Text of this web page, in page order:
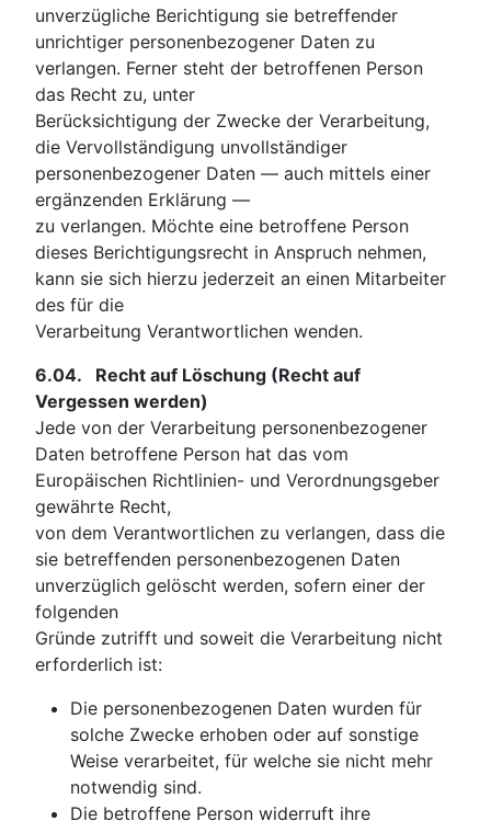
unverzügliche Berichtigung sie betreffender
unrichtiger personenbezogener Daten zu
verlangen. Ferner steht der betroffenen Person
das Recht zu, unter
Berücksichtigung der Zwecke der Verarbeitung,
die Vervollständigung unvollständiger
personenbezogener Daten — auch mittels einer
ergänzenden Erklärung —
zu verlangen. Möchte eine betroffene Person
dieses Berichtigungsrecht in Anspruch nehmen,
kann sie sich hierzu jederzeit an einen Mitarbeiter
des für die
Verarbeitung Verantwortlichen wenden.
6.04. Recht auf Löschung (Recht auf
Vergessen werden)
Jede von der Verarbeitung personenbezogener
Daten betroffene Person hat das vom
Europäischen Richtlinien- und Verordnungsgeber
gewährte Recht,
von dem Verantwortlichen zu verlangen, dass die
sie betreffenden personenbezogenen Daten
unverzüglich gelöscht werden, sofern einer der
folgenden
Gründe zutrifft und soweit die Verarbeitung nicht
erforderlich ist:
Die personenbezogenen Daten wurden für
solche Zwecke erhoben oder auf sonstige
Weise verarbeitet, für welche sie nicht mehr
notwendig sind.
Die betroffene Person widerruft ihre